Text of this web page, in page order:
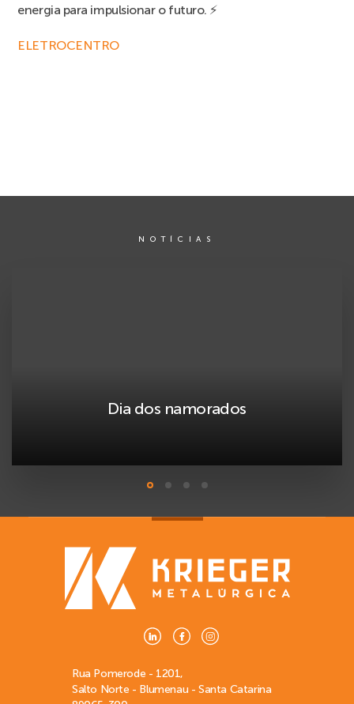
energia para impulsionar o futuro. ⚡
ELETROCENTRO
NOTÍCIAS
Dia dos namorados
Rua Pomerode - 1201,
Salto Norte - Blumenau - Santa Catarina